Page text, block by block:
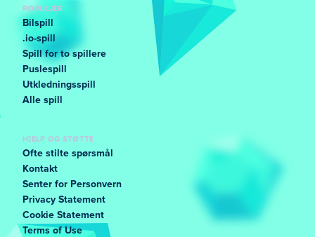
POPULÆR
Bilspill
.io-spill
Spill for to spillere
Puslespill
Utkledningsspill
Alle spill
HJELP OG STØTTE
Ofte stilte spørsmål
Kontakt
Senter for Personvern
Privacy Statement
Cookie Statement
Terms of Use